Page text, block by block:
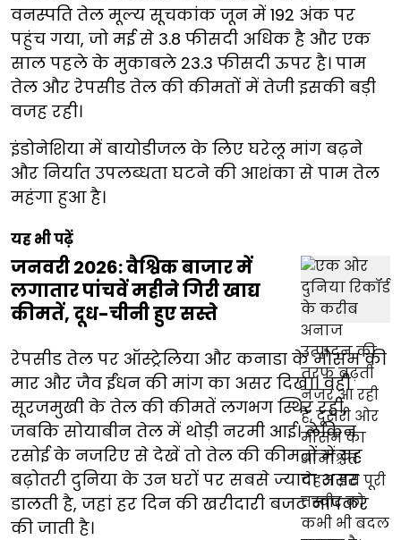
वनस्पति तेल मूल्य सूचकांक जून में 192 अंक पर
पहुंच गया, जो मई से 3.8 फीसदी अधिक है और एक
साल पहले के मुकाबले 23.3 फीसदी ऊपर है। पाम
तेल और रेपसीड तेल की कीमतों में तेजी इसकी बड़ी
वजह रही।
इंडोनेशिया में बायोडीजल के लिए घरेलू मांग बढ़ने
और निर्यात उपलब्धता घटने की आशंका से पाम तेल
महंगा हुआ है।
यह भी पढ़ें
जनवरी 2026: वैश्विक बाजार में
लगातार पांचवें महीने गिरी खाद्य
कीमतें, दूध-चीनी हुए सस्ते
रेपसीड तेल पर ऑस्ट्रेलिया और कनाडा के मौसम की
मार और जैव ईंधन की मांग का असर दिखा। वहीं
सूरजमुखी के तेल की कीमतें लगभग स्थिर रहीं,
जबकि सोयाबीन तेल में थोड़ी नरमी आई। लेकिन
रसोई के नजरिए से देखें तो तेल की कीमतों में यह
बढ़ोतरी दुनिया के उन घरों पर सबसे ज्यादा असर
डालती है, जहां हर दिन की खरीदारी बजट नापकर
की जाती है।